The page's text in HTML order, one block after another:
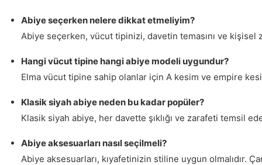
Abiye seçerken nelere dikkat etmeliyim?
Abiye seçerken, vücut tipinizi, davetin temasını ve
Hangi vücut tipine hangi abiye modeli uygundur?
Elma vücut tipine sahip olanlar için A kesim ve empire
Klasik siyah abiye neden bu kadar popüler?
Klasik siyah abiye, her davette şıklığı ve zarafeti temsil
Abiye aksesuarları nasıl seçilmeli?
Abiye aksesuarları, kıyafetinizin stiline uygun olmalıdır.